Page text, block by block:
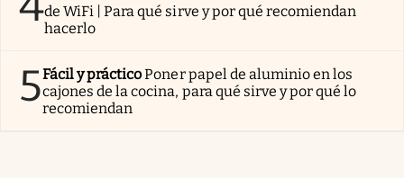
de WiFi | Para qué sirve y por qué recomiendan
hacerlo
5Fácil y prácticoPoner papel de aluminio en los
cajones de la cocina, para qué sirve y por qué lo
recomiendan